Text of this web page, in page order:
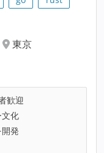
東京
歓迎
化
発